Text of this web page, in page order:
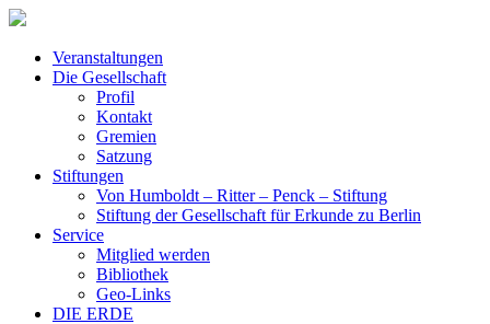
Veranstaltungen
Die Gesellschaft
Profil
Kontakt
Gremien
Satzung
Stiftungen
Von Humboldt – Ritter – Penck – Stiftung
Stiftung der Gesellschaft für Erkunde zu Berlin
Service
Mitglied werden
Bibliothek
Geo-Links
DIE ERDE